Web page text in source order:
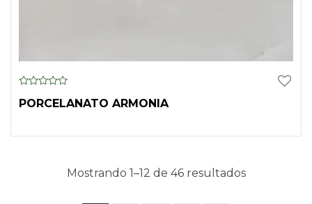
o
f
PORCELANATO ARMONIA
Mostrando 1–12 de 46 resultados